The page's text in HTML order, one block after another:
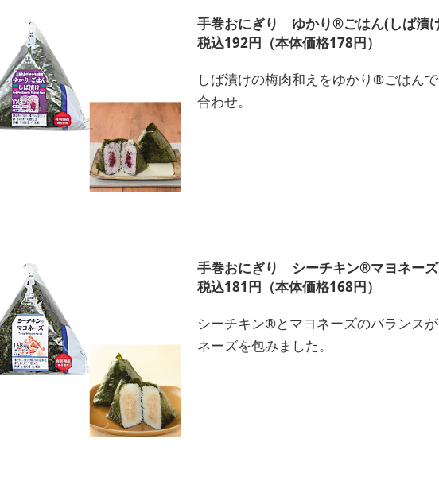
手巻おにぎり ゆかり®ごはん(しば漬
税込192円（本体価格178円）
しば漬けの梅肉和えをゆかり®ごはん
合わせ。
手巻おにぎり シーチキン®マヨネーズ
税込181円（本体価格168円）
シーチキン®とマヨネーズのバランス
ネーズを包みました。